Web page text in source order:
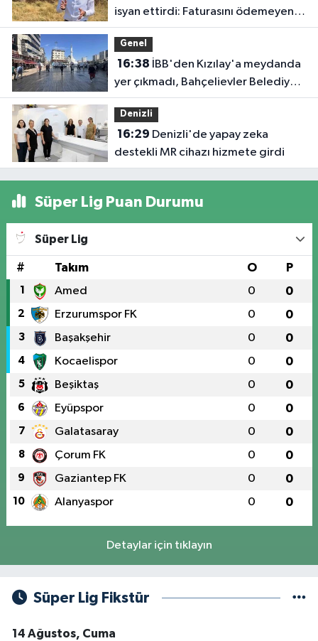
isyan ettirdi: Faturasını ödemeyen
vatandaşlara böyle seslendi
Genel
16:38
yer çıkmadı, Bahçelievler Belediyesi
yer tahsis etti
Denizli
16:29
destekli MR cihazı hizmete girdi
Süper Lig Puan Durumu
Süper Lig
# Takım O P
1 Amed 0 0
2 Erzurumspor FK 0 0
3 Başakşehir 0 0
4 Kocaelispor 0 0
5 Beşiktaş 0 0
6 Eyüpspor 0 0
7 Galatasaray 0 0
8 Çorum FK 0 0
9 Gaziantep FK 0 0
10 Alanyaspor 0 0
Detaylar için tıklayın
Süper Lig Fikstür
14 Ağustos, Cuma